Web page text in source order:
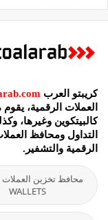
كريبتو العرب
العملات الرقمية،
كالبيتكوين وغيرها،
التداول ومحافظ
الرقمية والتشفير.
محافظ تخزين العملات
WALLETS